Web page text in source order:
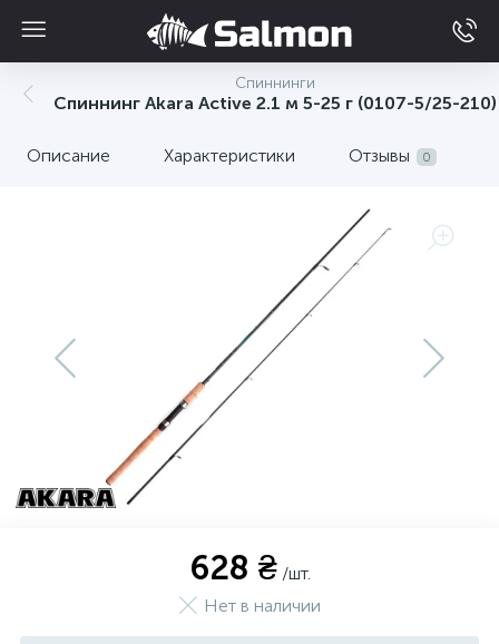
Спиннинги
Спиннинг Akara Active 2.1 м 5-25 г (0107-5/25-210)
Описание Характеристики Отзывы 0
628 ₴ /шт.
Нет в наличии